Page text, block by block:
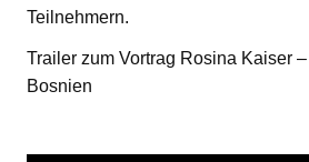
Teilnehmern.
Trailer zum Vortrag Rosina Kaiser
Bosnien